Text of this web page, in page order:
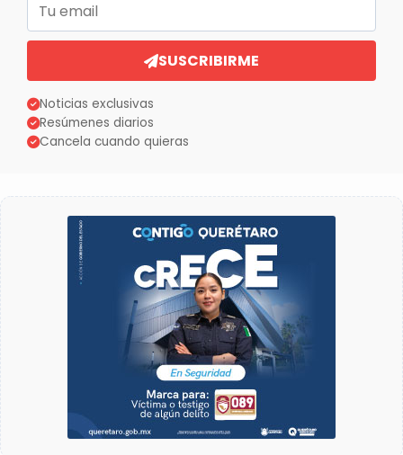
SUSCRIBIRME
Noticias exclusivas
Resúmenes diarios
Cancela cuando quieras